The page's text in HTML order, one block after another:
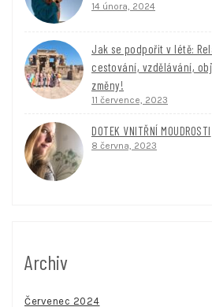
14 února, 2024
Jak se podpořit v létě:
cestování, vzdělávání,
změny!
11 července, 2023
DOTEK VNITŘNÍ MOUDROSTI
8 června, 2023
Archiv
Červenec 2024